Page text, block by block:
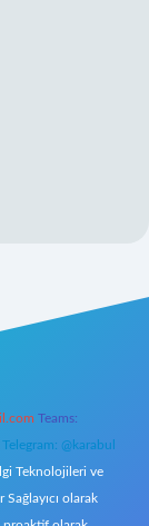
Teams:
Telegram: @karabul
Teknolojileri ve
olarak